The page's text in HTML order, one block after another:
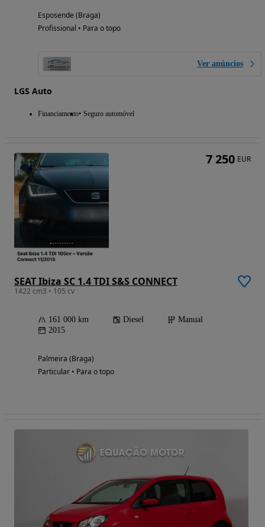
Esposende (Braga)
Profissional • Para o topo
Ver anúncios
LGS Auto
Financiamento Seguro automóvel
SEAT Ibiza SC 1.4 TDI S&S CONNECT
1422 cm3 • 105 cv
161 000 km Diesel
Manual
2015
Palmeira (Braga)
Particular • Para o topo
7 250 EUR